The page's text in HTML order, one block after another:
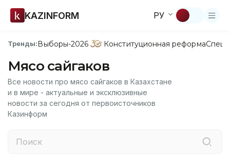
KAZINFORM РУ
Тренды:Выборы-2026 Конституционная реформа
Мясо сайгаков
Все новости про мясо сайгаков в Казахстане
и в мире - актуальные и эксклюзивные
новости за сегодня от первоисточников
Казинформ